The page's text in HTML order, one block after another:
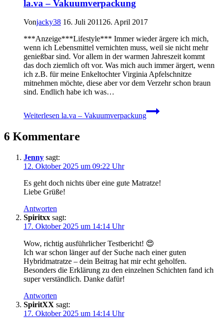
la.va – Vakuumverpackung
Vonjacky38 16. Juli 2011 26. April 2017
***Anzeige***Lifestyle*** Immer wieder ärgere ich mich,
wenn ich Lebensmittel vernichten muss, weil sie nicht mehr
genießbar sind. Vor allem in der warmen Jahreszeit kommt
das doch ziemlich oft vor. Was mich auch immer ärgert, wenn
ich z.B. für meine Enkeltochter Virginia Apfelschnitze
mitnehmen möchte, diese aber vor dem Verzehr schon braun
sind. Endlich habe ich was…
Weiterlesen la.va – Vakuumverpackung
6 Kommentare
Jenny sagt:
12. Oktober 2025 um 09:22 Uhr
Es geht doch nichts über eine gute Matratze!
Liebe Grüße!
Antworten
Spiritxx sagt:
17. Oktober 2025 um 14:14 Uhr
Wow, richtig ausführlicher Testbericht! 😍
Ich war schon länger auf der Suche nach einer guten
Hybridmatratze – dein Beitrag hat mir echt geholfen.
Besonders die Erklärung zu den einzelnen Schichten fand ich
super verständlich. Danke dafür!
Antworten
SpiritXX sagt:
17. Oktober 2025 um 14:14 Uhr